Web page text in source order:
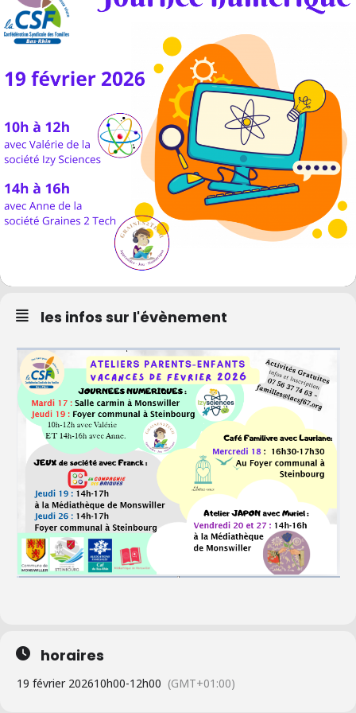
les infos sur l'évènement
horaires
19 février 202610h00-12h00 (GMT+01:00)